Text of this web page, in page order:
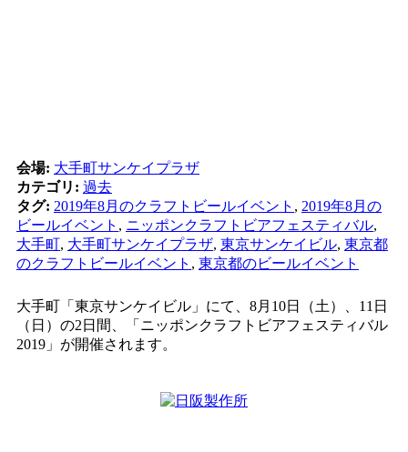
会場: 大手町サンケイプラザ
カテゴリ: 過去
タグ: 2019年8月のクラフトビールイベント , 2019年8月の
ビールイベント , ニッポンクラフトビアフェスティバル,
大手町, 大手町サンケイプラザ, 東京サンケイビル, 東京都
のクラフトビールイベント , 東京都のビールイベント
大手町「東京サンケイビル」にて、8月10日（土）、11日
（日）の2日間、「ニッポンクラフトビアフェスティバル
2019」が開催されます。